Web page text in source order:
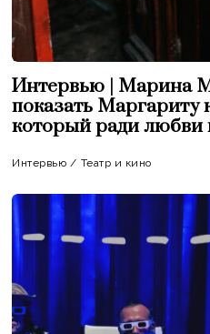
Интервью | Марина
показать Маргариту
который ради любви
Интервью / Театр и кино